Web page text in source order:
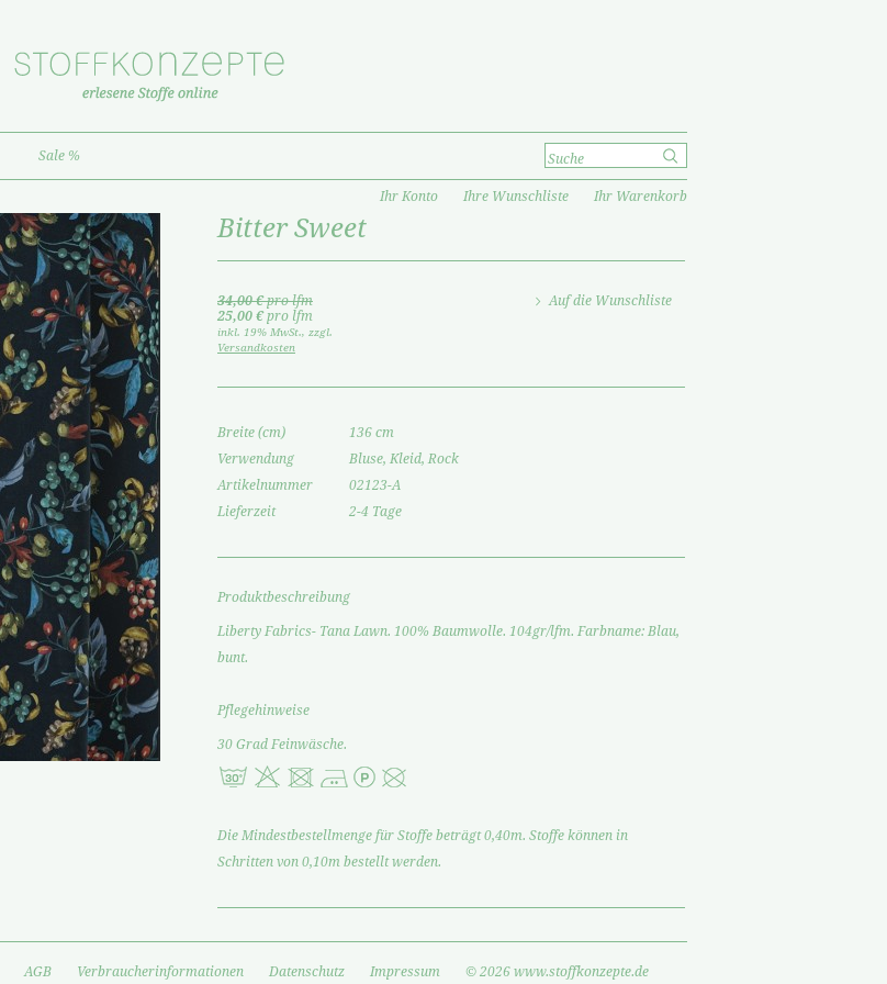
Sale %
Ihr Konto Ihre Wunschliste Ihr Warenkorb
Bitter Sweet
Auf die Wunschliste
34,00 €pro lfm
25,00 €pro lfm
inkl. 19% MwSt., zzgl.
Versandkosten
Breite (cm)
136 cm
Verwendung
Bluse, Kleid, Rock
Artikelnummer
02123-A
Lieferzeit
2-4 Tage
Produktbeschreibung
Liberty Fabrics- Tana Lawn. 100% Baumwolle. 104gr/lfm. Farbname: Blau,
bunt.
Pflegehinweise
30 Grad Feinwäsche.
Die Mindestbestellmenge für Stoffe beträgt 0,40m. Stoffe können in
Schritten von 0,10m bestellt werden.
AGB Verbraucherinformationen Datenschutz Impressum © 2026 www.stoffkonzepte.de